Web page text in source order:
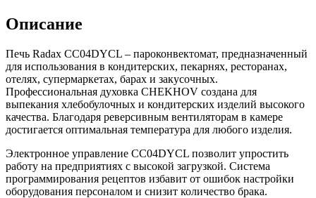
Описание
Печь Radax CC04DYCL – пароконвектомат, предназначенный
для использования в кондитерских, пекарнях, ресторанах,
отелях, супермаркетах, барах и закусочных.
Профессиональная духовка CHEKHOV создана для
выпекания хлебобулочных и кондитерских изделий высокого
качества. Благодаря реверсивным вентиляторам в камере
достигается оптимальная температура для любого изделия.
Электронное управление CC04DYCL позволит упростить
работу на предприятиях с высокой загрузкой. Система
программирования рецептов избавит от ошибок настройки
оборудования персоналом и снизит количество брака.